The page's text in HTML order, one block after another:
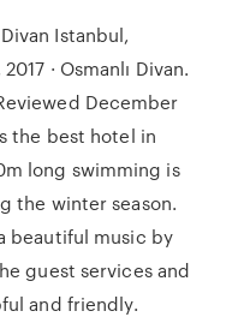
Istanbul,
· Osmanlı Divan.
December
the best hotel in
long swimming is
the winter season.
beautiful music by
guest services and
and friendly.